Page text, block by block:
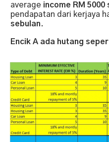
average income RM 5000
pendapatan dari kerjaya
sebulan.
Encik A ada hutang